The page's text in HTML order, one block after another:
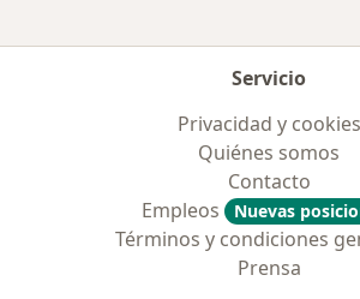
Servicio
Privacidad y cookies
Quiénes somos
Contacto
Empleos
Nuevas
Términos y condiciones
Prensa